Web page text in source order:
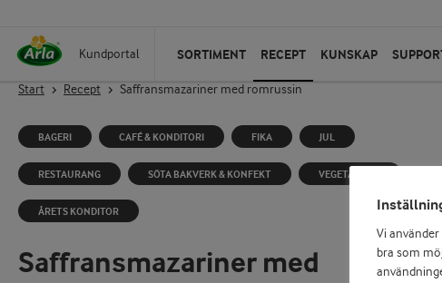
Kundportal SORTIMENT RECEPT KUNSKAP
Start Recept Saffransmazariner med romrussin
BAGERI CAFÉ & KONDITORI FIKA JUL
RESTAURANG SÖTA BAKVERK & KONFEKT VEGETARISKT
ÅRETS KONDITOR
Saffransmazariner med
Vi
bra som